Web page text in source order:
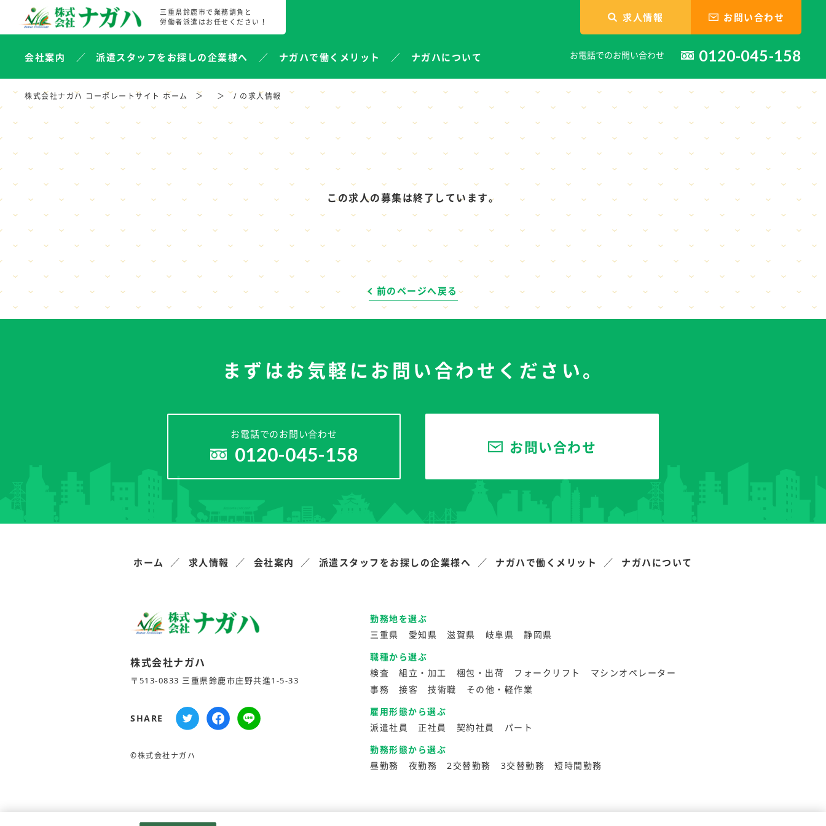
三重県鈴鹿市で業務請負と
労働者派遣はお任せください！
会社案内 派遣スタッフをお探しの企業様へ ナガハで働くメリット ナガハについて
求人情報 お問い合わせ
お電話でのお問い合わせ 0120-045-158
株式会社ナガハ コーポレートサイト ホーム / の求人情報
この求人の募集は終了しています。
前のページへ戻る
まずはお気軽にお問い合わせください。
お電話でのお問い合わせ
0120-045-158 お問い合わせ
ホーム 求人情報 会社案内 派遣スタッフをお探しの企業様へ ナガハで働くメリット ナガハについて
勤務地を選ぶ
三重県
愛知県 滋賀県 岐阜県
静岡県
職種から選ぶ
検査
組立・加工 梱包・出荷 フォークリフト
マシンオペレーター
事務
接客 技術職
その他・軽作業
雇用形態から選ぶ
派遣社員
正社員 契約社員
パート
勤務形態から選ぶ
昼勤務
夜勤務 2交替勤務 3交替勤務 短時間勤務
株式会社ナガハ
〒513-0833 三重県鈴鹿市庄野共進1-5-33
SHARE
©株式会社ナガハ